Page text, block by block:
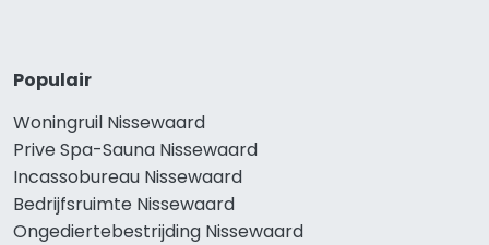
Populair
Woningruil Nissewaard
Prive Spa-Sauna Nissewaard
Incassobureau Nissewaard
Bedrijfsruimte Nissewaard
Ongediertebestrijding Nissewaard